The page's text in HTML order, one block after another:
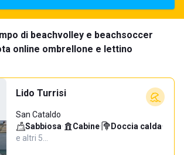
di beachvolley e beachsoccer
online ombrellone e lettino
Lido Turrisi
San Cataldo
Sabbiosa· Cabine· Doccia calda·
e altri 5…